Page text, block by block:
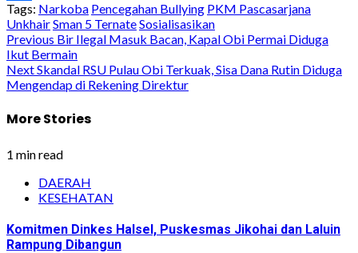
Share
Tags: Narkoba Pencegahan Bullying PKM Pascasarjana
UnkhairSman 5 TernateSosialisasikan
Post
navigation
Previous Bir Ilegal Masuk Bacan, Kapal Obi Permai Diduga
Ikut Bermain
NextSkandal RSU Pulau Obi Terkuak, Sisa Dana Rutin Diduga
Mengendap di Rekening Direktur
More Stories
1 min read
DAERAH
KESEHATAN
Komitmen Dinkes Halsel, Puskesmas Jikohai dan Laluin
Rampung Dibangun